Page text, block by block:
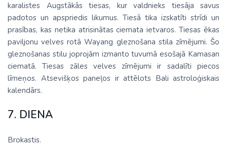
karalistes Augstākās tiesas, kur valdnieks tiesāja savus
padotos un apspriedis likumus. Tiesā tika izskatīti strīdi un
prasības, kas netika atrisinātas ciemata ietvaros. Tiesas ēkas
paviljonu velves rotā Wayang gleznošana stila zīmējumi. Šo
gleznošanas stilu joprojām izmanto tuvumā esošajā Kamasan
ciematā. Tiesas zāles velves zīmējumi ir sadalīti piecos
līmeņos. Atsevišķos paneļos ir attēlots Bali astroloģiskais
kalendārs.
7. DIENA
Brokastis.